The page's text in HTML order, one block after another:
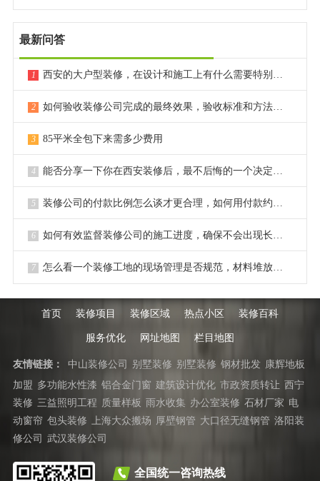
最新问答
1 西安的大户型装修，在设计和施工上有什么需要特别注意的点？
2 如何验收装修公司完成的最终效果，验收标准和方法是什么？
3 85平米全包下来需多少费用
4 能否分享一下你在西安装修后，最不后悔的一个决定或选择？
5 装修公司的付款比例怎么谈才更合理，如何用付款约束对方？
6 如何有效监督装修公司的施工进度，确保不会出现长时间拖延？
7 怎么看一个装修工地的现场管理是否规范，材料堆放是否整齐？
首页 装修项目 装修区域 热点小区 装修百科
服务优化 网址地图 栏目地图
友情链接： 中山装修公司 别墅装修 别墅装修 钢材批发 康辉地板
加盟 多功能水性漆 铝合金门窗 建筑设计优化 市政资质转让 西宁
装修 三益照明工程 质量样板 雨水收集 办公室装修 石材厂家 电
动窗帘 包头装修 上海大众搬场 厚壁钢管 大口径无缝钢管 洛阳装
修公司 武汉装修公司
全国统一咨询热线